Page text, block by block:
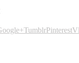
TumblrPinterest